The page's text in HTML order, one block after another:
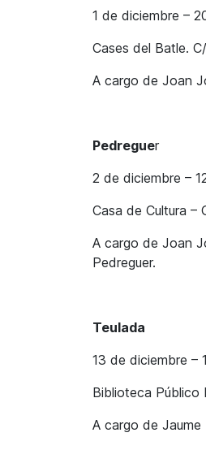
1 de diciembre –
Cases del Batle.
A cargo de Joan
Pedreguer
2 de diciembre –
Casa de Cultura –
A cargo de Joan
Pedreguer.
Teulada
13 de diciembre –
Biblioteca Público
A cargo de Jaume